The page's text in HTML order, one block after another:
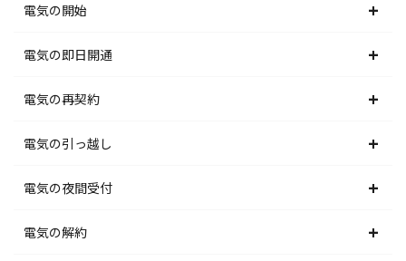
電気の開始
北海道電力エリア
東北電力エリア
東京電力エリア
北陸電力エリア
中部電力エリア
電気の即日開通
北海道電力エリア
東北電力エリア
東京電力エリア
北陸電力エリア
電気の再契約
北海道電力エリア
東北電力エリア
東京電力エリア
電気の引っ越し
北海道電力エリア
東北電力エリア
電気の夜間受付
北海道電力エリア
電気の解約